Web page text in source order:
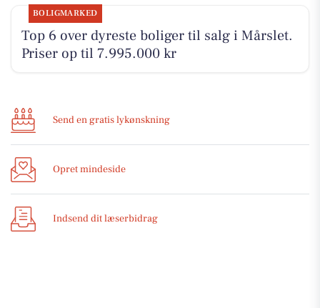
BOLIGMARKED
Top 6 over dyreste boliger til salg i Mårslet.
Priser op til 7.995.000 kr
Send en gratis lykønskning
Opret mindeside
Indsend dit læserbidrag